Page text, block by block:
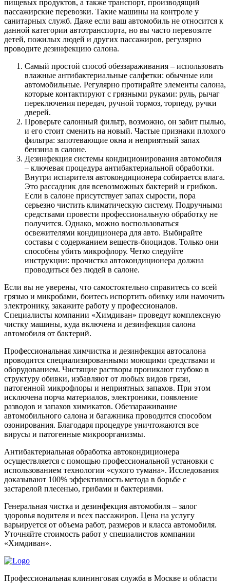
пищевых продуктов, а также транспорт, производящий
пассажирские перевозки. Такие машины на контроле у
санитарных служб. Даже если ваш автомобиль не относится к
данной категории автотранспорта, но вы часто перевозите
детей, пожилых людей и других пассажиров, регулярно
проводите дезинфекцию салона.
Самый простой способ обеззараживания – использовать
влажные антибактериальные салфетки: обычные или
автомобильные. Регулярно протирайте элементы салона,
которые контактируют с грязными руками: руль, рычаг
переключения передач, ручной тормоз, торпеду, ручки
дверей.
Проверьте салонный фильтр, возможно, он забит пылью,
и его стоит сменить на новый. Частые признаки плохого
фильтра: запотевающие окна и неприятный запах
бензина в салоне.
Дезинфекция системы кондиционирования автомобиля
– ключевая процедура антибактериальной обработки.
Внутри испарителя автокондиционера собирается влага.
Это рассадник для всевозможных бактерий и грибков.
Если в салоне присутствует запах сырости, пора
серьезно чистить климатическую систему. Подручными
средствами провести профессиональную обработку не
получится. Однако, можно воспользоваться
освежителями кондиционера для авто. Выбирайте
составы с содержанием веществ-биоцидов. Только они
способны убить микрофлору. Четко следуйте
инструкции: прочистка автокондиционера должна
проводиться без людей в салоне.
Если вы не уверены, что самостоятельно справитесь со всей
грязью и микробами, боитесь испортить обивку или намочить
электронику, закажите работу у профессионалов.
Специалисты компании «Химдиван» проведут комплексную
чистку машины, куда включена и дезинфекция салона
автомобиля от бактерий.
Профессиональная химчистка и дезинфекция автосалона
проводится специализированными моющими средствами и
оборудованием. Чистящие растворы проникают глубоко в
структуру обивки, избавляют от любых видов грязи,
патогенной микрофлоры и неприятных запахов. При этом
исключена порча материалов, электроники, появление
разводов и запахов химикатов. Обеззараживание
автомобильного салона и багажника проводится способом
озонирования. Благодаря процедуре уничтожаются все
вирусы и патогенные микроорганизмы.
Антибактериальная обработка автокондиционера
осуществляется с помощью профессиональной установки с
использованием технологии «сухого тумана». Исследования
доказывают 100% эффективность метода в борьбе с
застарелой плесенью, грибами и бактериями.
Генеральная чистка и дезинфекция автомобиля – залог
здоровья водителя и всех пассажиров. Цена на услугу
варьируется от объема работ, размеров и класса автомобиля.
Уточняйте стоимость работ у специалистов компании
«Химдиван».
Профессиональная клининговая служба в Москве и области